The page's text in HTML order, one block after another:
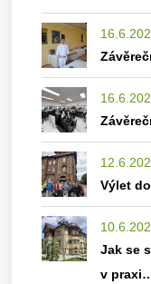
Výlet
Jak se
v